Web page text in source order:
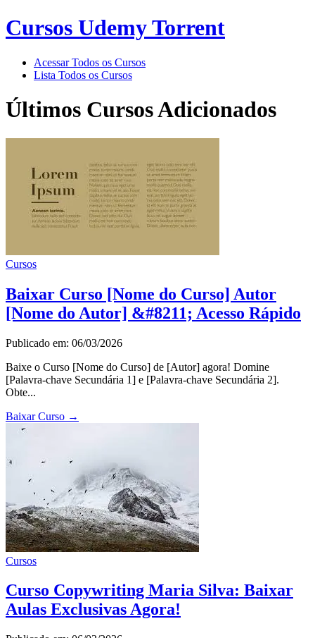
Cursos Udemy Torrent
Acessar Todos os Cursos
Lista Todos os Cursos
Últimos Cursos Adicionados
Cursos
Baixar Curso [Nome do Curso] Autor
[Nome do Autor] &#8211; Acesso Rápido
Publicado em: 06/03/2026
Baixe o Curso [Nome do Curso] de [Autor] agora! Domine
[Palavra-chave Secundária 1] e [Palavra-chave Secundária 2].
Obte...
Baixar Curso →
Cursos
Curso Copywriting Maria Silva: Baixar
Aulas Exclusivas Agora!